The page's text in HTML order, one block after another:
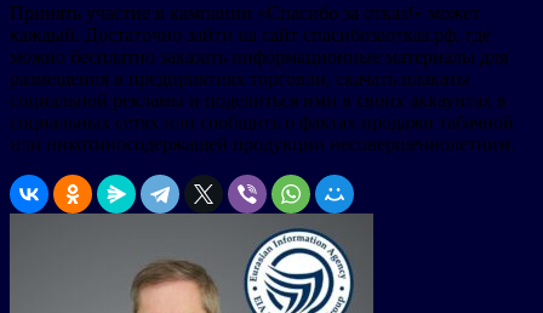
Принять участие в кампании «Спасибо за отказ!» может
каждый. Достаточно зайти на сайт спасибозаотказ.рф, где
можно бесплатно заказать информационные материалы для
размещения в предприятиях торговли, скачать плакаты
социальной рекламы и поделиться ими в своих аккаунтах в
социальных сетях или сообщить о фактах продажи табачной
или никотиносодержащей продукции несовершеннолетним.